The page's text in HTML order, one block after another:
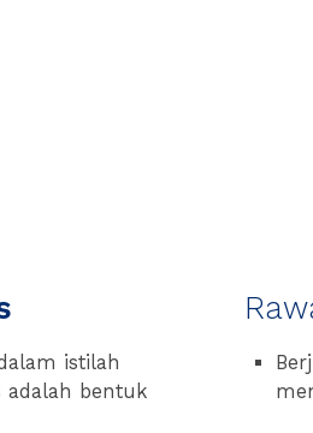
istilah
bentuk